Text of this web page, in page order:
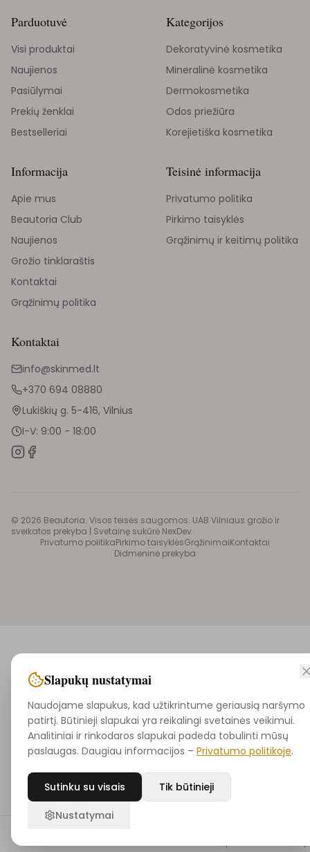
Parduotuvė
Visi produktai
Naujienos
Pasiūlymai
Prekių ženklai
Bestselleriai
Kategorijos
Dekoratyvinė kosmetika
Mineralinė kosmetika
Dermokosmetika
Odos priežiūra
Korejietiška kosmetika
Informacija
Apie mus
Beautoria Club
Naujienos
Grožio tinklaraštis
Kontaktai
Grąžinimų politika
Teisinė informacija
Privatumo politika
Pirkimo taisyklės
Grąžinimų ir keitimų politika
Kontaktai
info@skinmed.lt
+370 694 08880
Lukiškių g. 5-416, Vilnius
I-V: 9:00 - 18:00
© 2026 Beautoria. Visos teisės saugomos. UAB Vilniaus grožio ir
sveikatos prekyba | Svetainę sukūrė NexDev
Privatumo politikaPirkimo taisyklėsGrąžinimaiKontaktai
Didmeninė prekyba
Pradžia Ieškoti Noriu Krepšelis
Slapukų nustatymai
Naudojame slapukus, kad užtikrintume geriausią naršymo
patirtį. Būtinieji slapukai yra reikalingi svetainės veikimui.
Analitiniai ir rinkodaros slapukai padeda tobulinti mūsų
paslaugas. Daugiau informacijos – Privatumo politikoje.
Sutinku su visais Tik būtinieji
Nustatymai